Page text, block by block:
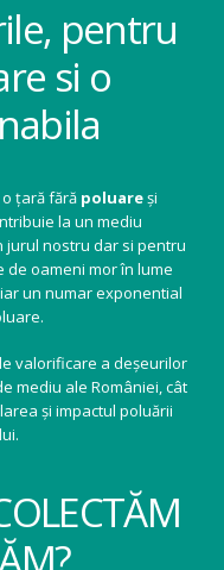
pentru
si o
țară fără poluareși
la un mediu
jurul nostru dar si pentru
de oameni mor în lume
un numar exponential
valorificare a deșeurilor
mediu ale României, cât
și impactul poluării